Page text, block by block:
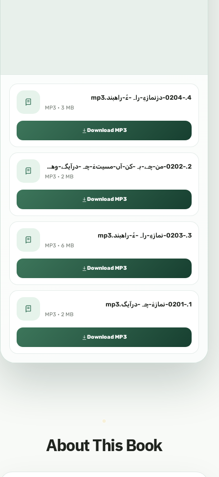
4.-0204-دزنمازءِ-راہ-ءُ-راھبند.mp3
MP3 · 3 MB
Download MP3
2.-0202-من-چے-بہ-کن-آں-مسیتءَ-چہ-درآیگے-وھدءَ.mp3
MP3 · 2 MB
Download MP3
3.-0203-نمازءِ-راہ-ءُ-راھبند.mp3
MP3 · 6 MB
Download MP3
1.-0201-نمازءَ-چہ-درآیگ.mp3
MP3 · 2 MB
Download MP3
About This Book